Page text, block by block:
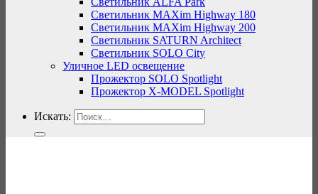
Светильник MAXim Highway 180
Светильник MAXim Highway 200
Светильник SATURN Architect
Светильник SOLO City
Уличное LED освещение
Прожектор SOLO Spotlight
Прожектор X-MODEL Spotlight
Искать: